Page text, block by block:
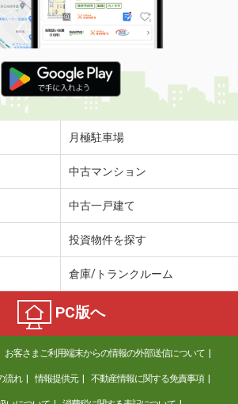
月極駐車場
中古マンション
中古一戸建て
投資物件を探す
倉庫/トランクルーム
PC版へ
お客さまご利用端末からの情報の外部送信について
流れ 情報提供元 不動産情報に関する免責事項